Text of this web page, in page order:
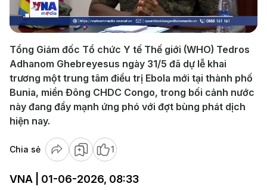
Video
Tổng Giám đốc Tổ chức Y tế Thế giới (WHO) Tedros
Adhanom Ghebreyesus ngày 31/5 đã dự lễ khai
trương một trung tâm điều trị Ebola mới tại thành phố
Bunia, miền Đông CHDC Congo, trong bối cảnh nước
này đang đẩy mạnh ứng phó với đợt bùng phát dịch
hiện nay.
Chia sẻ 1
VNA | 01-06-2026, 08:33